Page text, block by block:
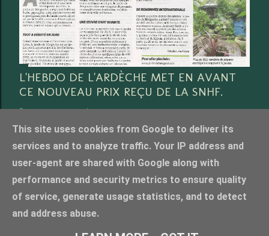
L'HEBDO DE L'ARDÈCHE MET EN AVANT
CE NOUVEAU PRIX REÇU DE LA SNHF.
Partager 3 commentaires
Fourni par Blogger
Crédit photo Anthony Bazin, tous droits réservés. merci de nous contacter pour l'utilisation
This site uses cookies from Google to deliver its
services and to analyze traffic. Your IP address and
user-agent are shared with Google along with
performance and security metrics to ensure quality
of service, generate usage statistics, and to detect
and address abuse.